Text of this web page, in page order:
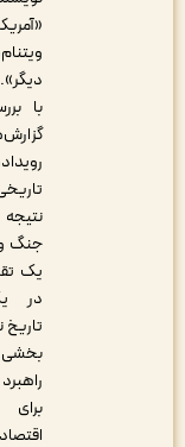
«آمریکا در
ویتنام‌های
دیگر».
با بررسی
گزارش‌ها
رویدادهای
تاریخی، به
نتیجه
جنگ ویتنام
یک تقابل
در یک
تاریخ نبوده،
بخشی از
راهبرد
برای
اقتصادی